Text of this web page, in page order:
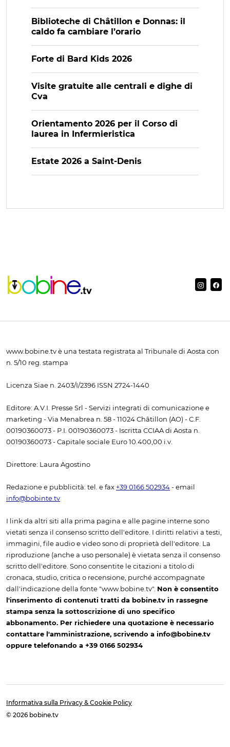
Biblioteche di Châtillon e Donnas: il
caldo fa cambiare l’orario
Forte di Bard Kids 2026
Visite gratuite alle centrali e dighe di
Cva
Orientamento 2026 per il Corso di
laurea in Infermieristica
Estate 2026 a Saint-Denis
www.bobine.tv è una testata registrata al Tribunale di Aosta con
n. 5/10 reg. stampa
Licenza Siae n. 2403/I/2396 ISSN 2724-1440
Editore: A.V.I. Presse Srl - Servizi integrati di comunicazione e
marketing - Via Menabrea n. 58 - 11024 Châtillon (AO) - C.F.
00190360073 - P.I. 00190360073 - Iscritta CCIAA di Aosta n.
00190360073 - Capitale sociale Euro 10.400,00 i.v.
Direttore: Laura Agostino
Redazione e pubblicità: tel. e fax +39 0166 502934 - email
info@bobinte.tv
I link da altri siti alla prima pagina e alle pagine interne sono
vietati senza il consenso scritto dell'editore. I diritti relativi a testi,
immagini, file audio e video sono di proprietà dell'editore. La
riproduzione (anche a uso personale) è vietata senza il consenso
scritto dell'editore. Sono consentite le citazioni a titolo di
cronaca, studio, critica o recensione, purché accompagnate
dall'indicazione della fonte "www.bobine.tv". Non è consentito
l'inserimento di contenuti tratti da bobine.tv in rassegne
stampa senza la sottoscrizione di uno specifico
abbonamento. Per richiedere una quotazione è necessario
contattare l'amministrazione, scrivendo a info@bobine.tv
oppure telefonando a +39 0166 502934
Informativa sulla Privacy & Cookie Policy
© 2026 bobine.tv